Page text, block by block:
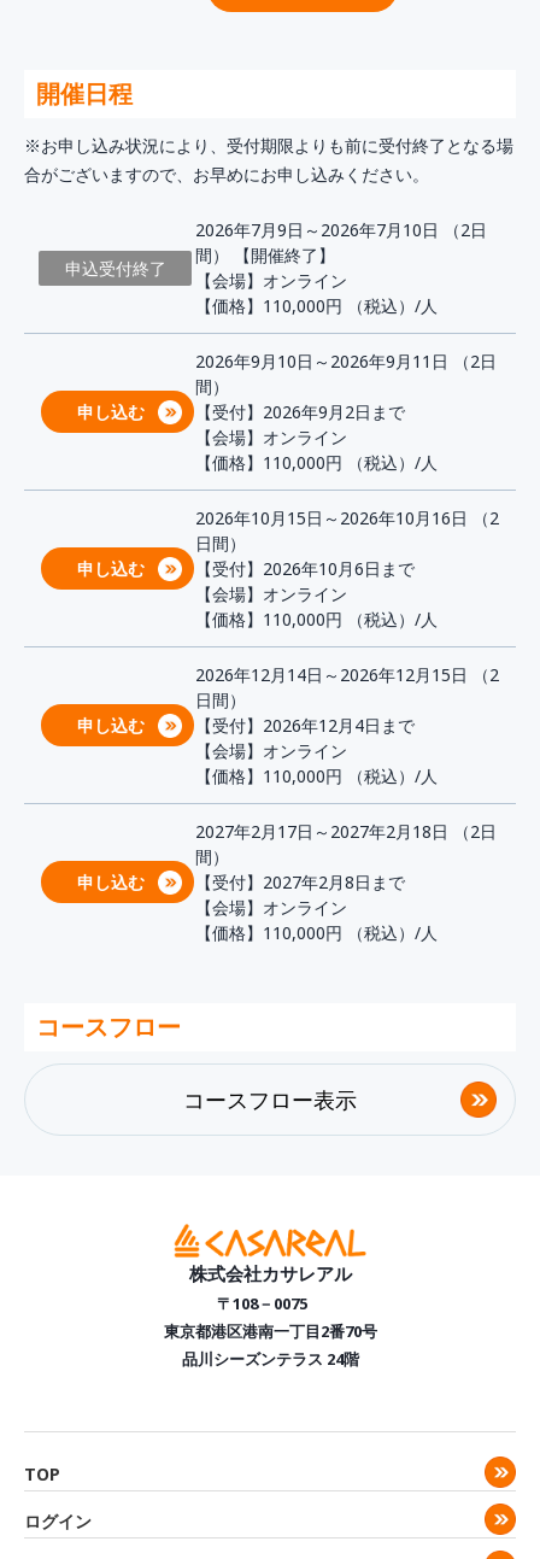
開催日程
※お申し込み状況により、受付期限よりも前に受付終了となる場
合がございますので、お早めにお申し込みください。
申込受付終了
2026年7月9日～2026年7月10日 （2日
間） 【開催終了】
【会場】オンライン
【価格】110,000円
（税込）/人
申し込む
2026年9月10日～2026年9月11日 （2日
間）
【受付】2026年9月2日まで
【会場】オンライン
【価格】110,000円
（税込）/人
申し込む
2026年10月15日～2026年10月16日 （2
日間）
【受付】2026年10月6日まで
【会場】オンライン
【価格】110,000円
（税込）/人
申し込む
2026年12月14日～2026年12月15日 （2
日間）
【受付】2026年12月4日まで
【会場】オンライン
【価格】110,000円
（税込）/人
申し込む
2027年2月17日～2027年2月18日 （2日
間）
【受付】2027年2月8日まで
【会場】オンライン
【価格】110,000円
（税込）/人
コースフロー
コースフロー表示
株式会社カサレアル
〒108－0075
東京都港区港南一丁目2番70号
品川シーズンテラス 24階
TOP
ログイン